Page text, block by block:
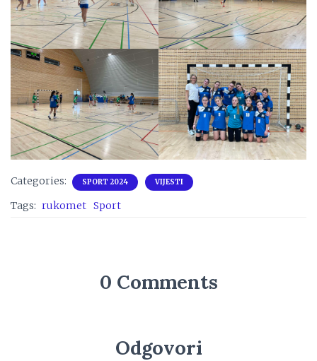
Categories: SPORT 2024 VIJESTI
Tags: rukomet Sport
0 Comments
Odgovori